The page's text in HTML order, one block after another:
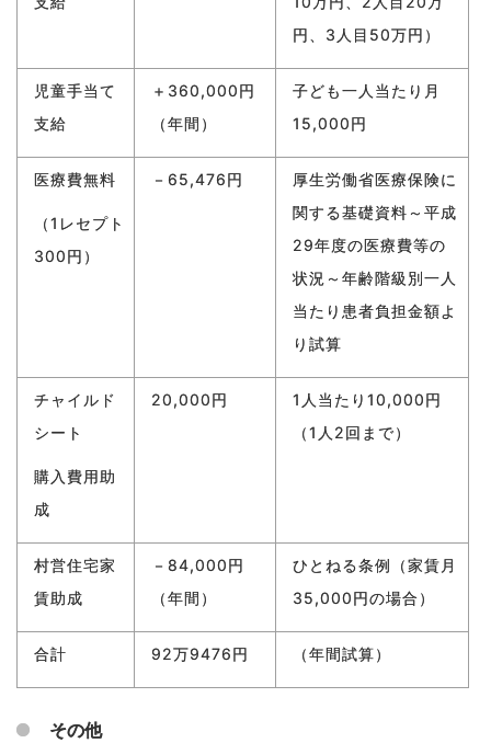
円、3人目50万円）
児童手当て
支給
＋360,000円
（年間）
子ども一人当たり月
15,000円
医療費無料
（1レセプト
300円）
－65,476円
厚生労働省医療保険に
関する基礎資料～平成
29年度の医療費等の
状況～年齢階級別一人
当たり患者負担金額よ
り試算
チャイルド
シート
購入費用助
成
20,000円
1人当たり10,000円
（1人2回まで）
村営住宅家
賃助成
－84,000円
（年間）
ひとねる条例（家賃月
35,000円の場合）
合計 92万9476円 （年間試算）
その他